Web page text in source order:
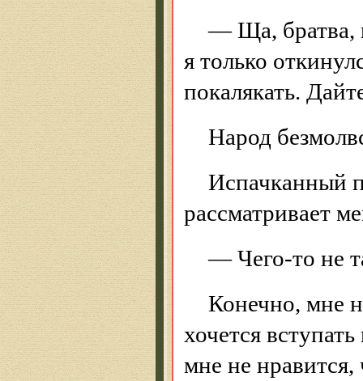
— Ща, братва,
я только
покалякать.
Народ
Испачканный
рассматривает
— Чего-то не
Конечно, мне
хочется
мне не нравится,